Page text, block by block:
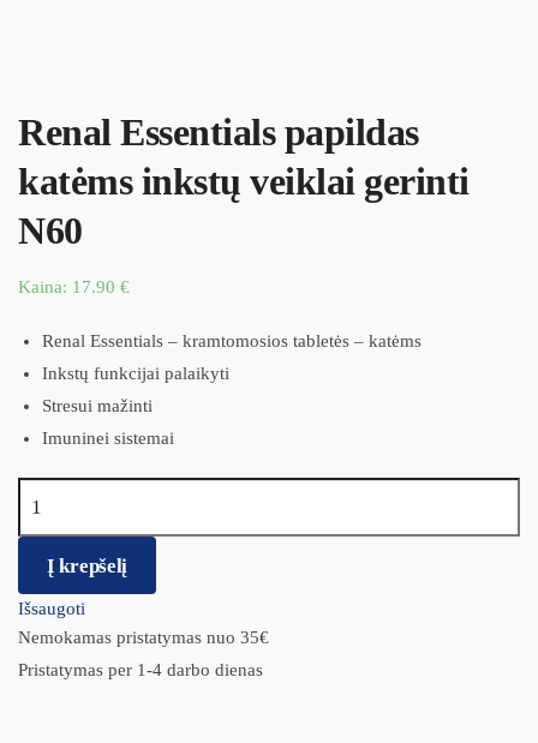
Renal Essentials papildas
katėms inkstų veiklai gerinti
N60
Kaina: 17.90 €
Renal Essentials – kramtomosios tabletės – katėms
Inkstų funkcijai palaikyti
Stresui mažinti
Imuninei sistemai
Į krepšelį
Išsaugoti
Nemokamas pristatymas nuo 35€
Pristatymas per 1-4 darbo dienas